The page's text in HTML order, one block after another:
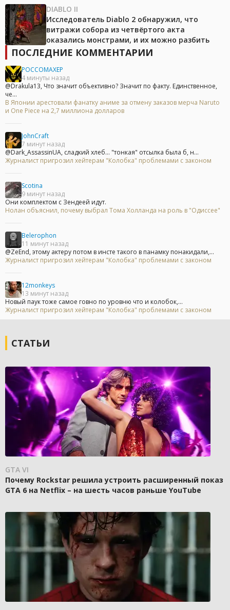
DIABLO II
Исследователь Diablo 2 обнаружил, что
витражи собора из четвёртого акта
оказались монстрами, и их можно разбить
ПОСЛЕДНИЕ КОММЕНТАРИИ
POCCOMAXEP
4 минуты назад
@Drakula13, Что значит объективно? Значит по факту. Единственное,
че...
В Японии арестовали фанатку аниме за отмену заказов мерча Naruto
и One Piece на 2,7 миллиона долларов
JohnCraft
7 минут назад
@Dark_AssassinUA, сладкий хлеб... "тонкая" отсылка была б, н...
Журналист пригрозил хейтерам "Колобка" проблемами с законом
Scotina
9 минут назад
Они комплектом с Зендеей идут.
Нолан объяснил, почему выбрал Тома Холланда на роль в "Одиссее"
Belerophon
11 минут назад
@ZeEnd, этому актеру потом в инсте такого в панамку понакидали,...
Журналист пригрозил хейтерам "Колобка" проблемами с законом
12monkeys
13 минут назад
Новый паук тоже самое говно по уровню что и колобок,...
Журналист пригрозил хейтерам "Колобка" проблемами с законом
СТАТЬИ
GTA VI
Почему Rockstar решила устроить расширенный показ
GTA 6 на Netflix – на шесть часов раньше YouTube